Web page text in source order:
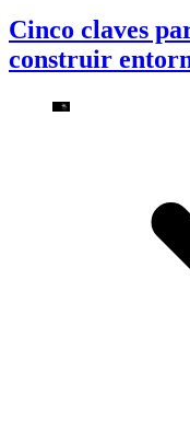
Cinco claves
construir